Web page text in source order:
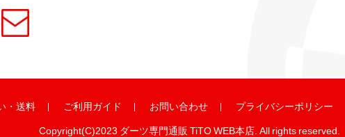
・ 送料 ご利用ガイド お問い合わせ
プライバシーポリシー
Copyright(C)2023 ダーツ専門通販 TiTO WEB本店. All rights reserved.